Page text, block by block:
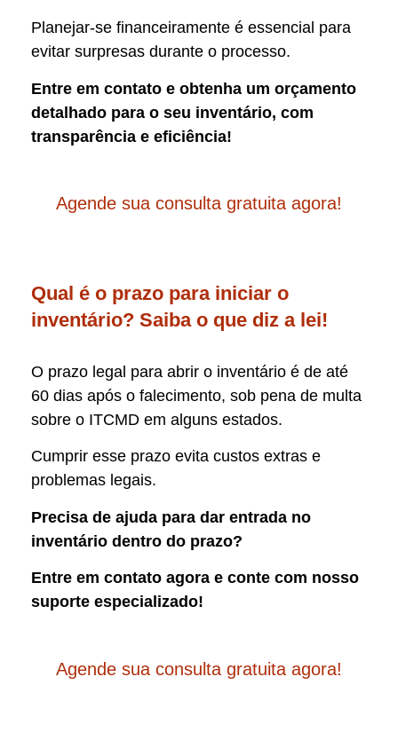
Planejar-se financeiramente é essencial para
evitar surpresas durante o processo.
Entre em contato e obtenha um orçamento
detalhado para o seu inventário, com
transparência e eficiência!
Agende sua consulta gratuita agora!
Qual é o prazo para iniciar o
inventário? Saiba o que diz a lei!
O prazo legal para abrir o inventário é de até
60 dias após o falecimento, sob pena de multa
sobre o ITCMD em alguns estados.
Cumprir esse prazo evita custos extras e
problemas legais.
Precisa de ajuda para dar entrada no
inventário dentro do prazo?
Entre em contato agora e conte com nosso
suporte especializado!
Agende sua consulta gratuita agora!